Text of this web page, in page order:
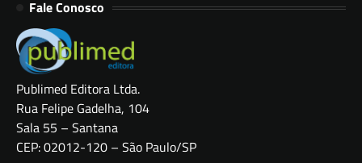
Fale Conosco
Publimed Editora Ltda.
Rua Felipe Gadelha, 104
Sala 55 – Santana
CEP: 02012-120 – São Paulo/SP